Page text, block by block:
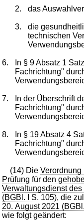
2. das
3.
die
technischen
6.
In § 9 Absatz 1
Fachrichtung"
7.
In der Überschrift
Fachrichtung"
8.
In § 19 Absatz 4
Fachrichtung"
(14) DieVerordnung
Prüfung für den
Verwaltungsdienst
(BGBl. I S. 105), die
20. August 2021
wie folgt geändert: